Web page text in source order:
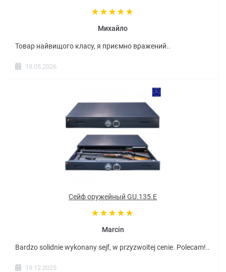
Михайло
Товар найвищого класу, я приємно вражений..
19.05.2026
Сейф оружейный GU.135.E
Marcin
Bardzo solidnie wykonany sejf, w przyzwoitej cenie. Polecam!..
19.12.2025